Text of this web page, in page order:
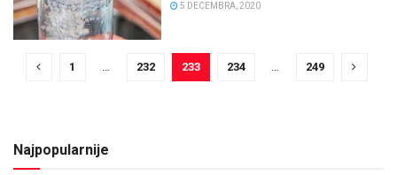
5 DECEMBRA, 2020
1 232 233 234 249
Najpopularnije